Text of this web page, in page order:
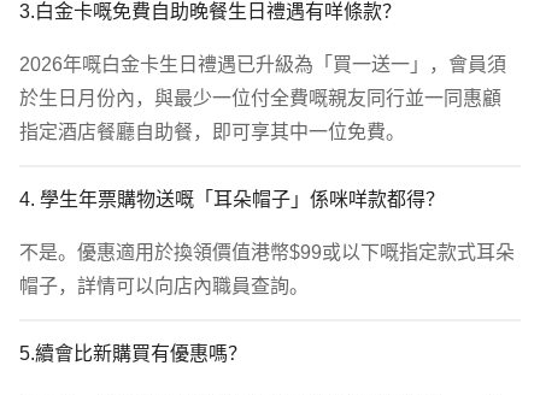
3.白金卡嘅免費自助晚餐生日禮遇有咩條款？
2026年嘅白金卡生日禮遇已升級為「買一送一」，會員須
於生日月份內，與最少一位付全費嘅親友同行並一同惠顧
指定酒店餐廳自助餐，即可享其中一位免費。
4. 學生年票購物送嘅「耳朵帽子」係咪咩款都得？
不是。優惠適用於換領價值港幣$99或以下嘅指定款式耳朵
帽子，詳情可以向店內職員查詢。
5.續會比新購買有優惠嗎？